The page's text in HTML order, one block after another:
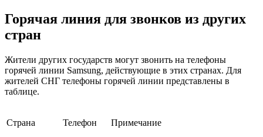
Горячая линия для звонков из других
стран
Жители других государств могут звонить на телефоны
горячей линии Samsung, действующие в этих странах. Для
жителей СНГ телефоны горячей линии представлены в
таблице.
Страна Телефон Примечание